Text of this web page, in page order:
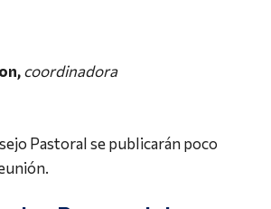
coordinadora
Pastoral se publicarán poco